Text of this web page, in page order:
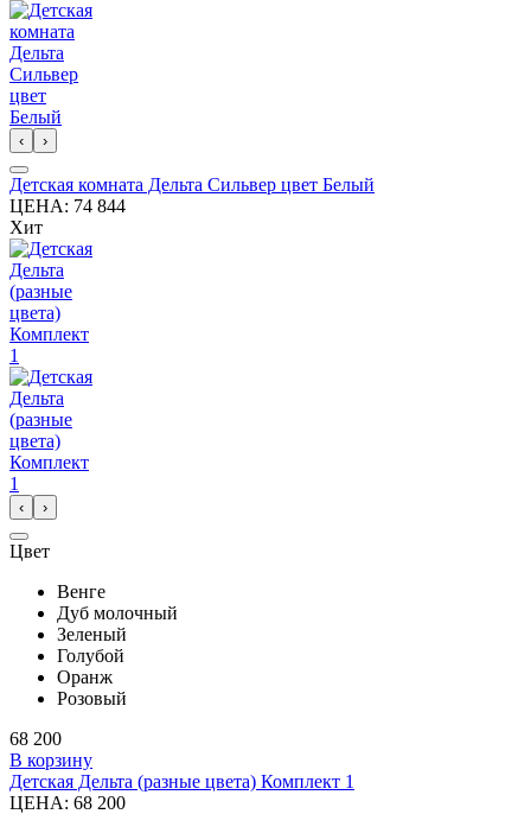
‹ ›
Детская комната Дельта Сильвер цвет Белый
ЦЕНА: 74 844
Хит
‹ ›
Цвет
Венге
Дуб молочный
Зеленый
Голубой
Оранж
Розовый
68 200
В корзину
Детская Дельта (разные цвета) Комплект 1
ЦЕНА: 68 200